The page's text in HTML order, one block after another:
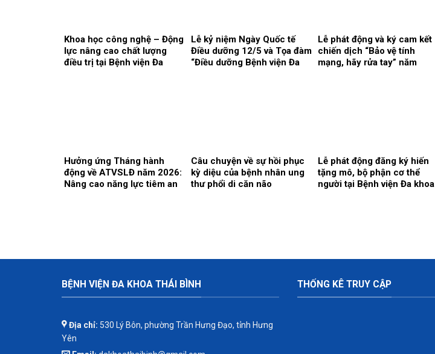
Khoa học công nghệ – Động
lực nâng cao chất lượng
điều trị tại Bệnh viện Đa
Lễ kỷ niệm Ngày Quốc tế
Điều dưỡng 12/5 và Tọa đàm
“Điều dưỡng Bệnh viện Đa
Lễ phát động và ký cam kết
chiến dịch “Bảo vệ tính
mạng, hãy rửa tay” năm
Hưởng ứng Tháng hành
động về ATVSLĐ năm 2026:
Nâng cao năng lực tiêm an
Câu chuyện về sự hồi phục
kỳ diệu của bệnh nhân ung
thư phổi di căn não
Lễ phát động đăng ký hiến
tặng mô, bộ phận cơ thể
người tại Bệnh viện Đa khoa
BỆNH VIỆN ĐA KHOA THÁI BÌNH
Địa chỉ: 530 Lý Bôn, phường Trần Hưng Đạo, tỉnh Hưng
Yên
THỐNG KÊ TRUY CẬP